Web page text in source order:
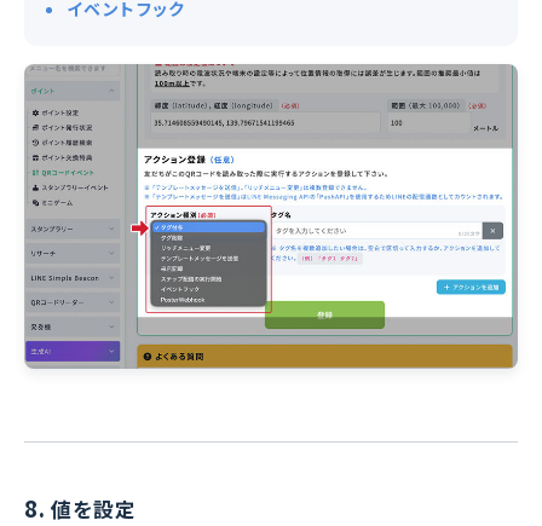
イベントフック
8. 値を設定